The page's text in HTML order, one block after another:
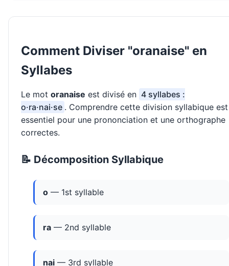
Comment Diviser "oranaise" en
Syllabes
Le mot oranaise est divisé en 4 syllabes :
o·ra·nai·se . Comprendre cette division syllabique est
essentiel pour une prononciation et une orthographe
correctes.
📝 Décomposition Syllabique
o — 1st syllable
ra — 2nd syllable
nai — 3rd syllable